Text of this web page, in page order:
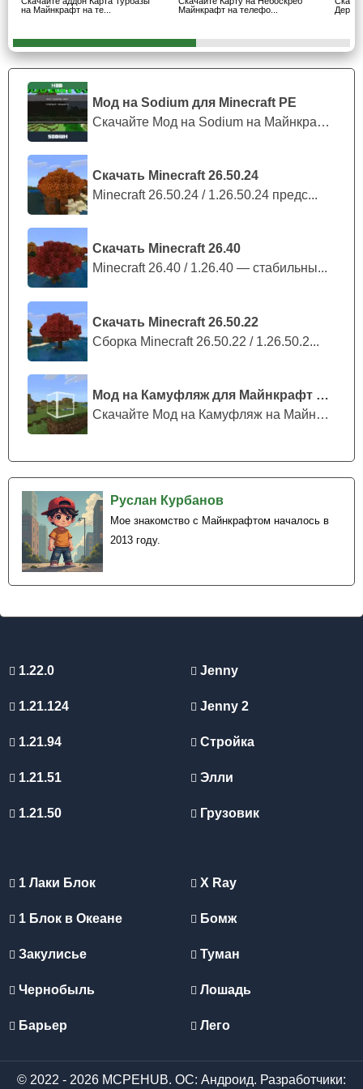
Мод на Sodium для Minecraft PE
Скачайте Мод на Sodium на Майнкрафт П...
Скачать Minecraft 26.50.24
Minecraft 26.50.24 / 1.26.50.24 предс...
Скачать Minecraft 26.40
Minecraft 26.40 / 1.26.40 — стабильны...
Скачать Minecraft 26.50.22
Сборка Minecraft 26.50.22 / 1.26.50.2...
Мод на Камуфляж для Майнкрафт ПЕ
Скачайте Мод на Камуфляж на Майнкрафт...
Руслан Курбанов
Мое знакомство с Майнкрафтом началось в
2013 году.
Чердак
Также был проработан и чердак. Автор карты турбазы
для Minecraft PE значительно постарался. Особенно над
тем, чтобы пользователи прочувствовали все
особенности отдыха в чужом жилье. Там будут
том, что там есть парочка летучих мышей. Всё это
добавляет локации реализма. А также карта турбазы для
Майнкрафт Бедрок интереса к изучению.
Пользователь сможет найти множество
интересных деталей в доме.
на Майнкрафт на те...
Майнкрафт на телефо...
1.22.0
1.21.124
1.21.94
1.21.51
1.21.50
Jenny
Jenny 2
Стройка
Элли
Грузовик
1 Лаки Блок
1 Блок в Океане
Закулисье
Чернобыль
Барьер
X Ray
Бомж
Туман
Лошадь
Лего
© 2022 - 2026 MCPEHUB. ОС: Андроид. Разработчики: